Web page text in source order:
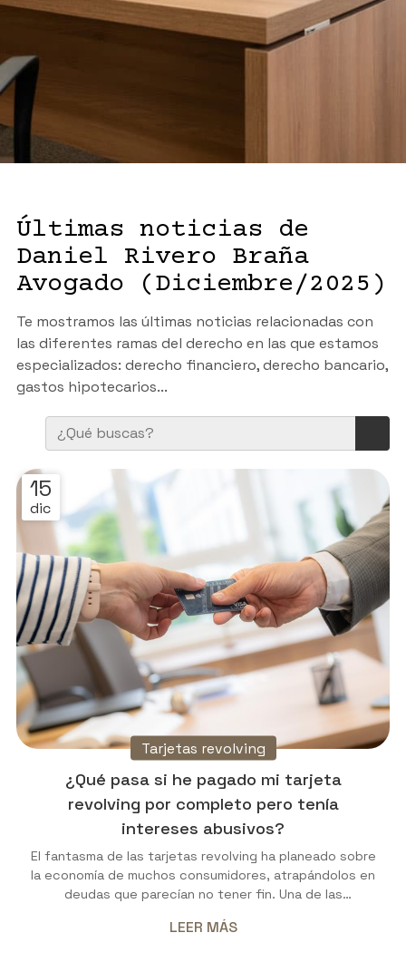
Últimas noticias de
Daniel Rivero Braña
Avogado (Diciembre/2025)
Te mostramos las últimas noticias relacionadas con
las diferentes ramas del derecho en las que estamos
especializados: derecho financiero, derecho bancario,
gastos hipotecarios...
15
dic
¿Qué pasa si he pagado mi tarjeta
revolving por completo pero tenía
intereses abusivos?
Tarjetas revolving
El fantasma de las tarjetas revolving ha planeado sobre
la economía de muchos consumidores, atrapándolos en
deudas que parecían no tener fin. Una de las
Rivero Braña Avogado es la del cliente que, a pesar de
LEER MÁS